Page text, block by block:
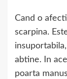
Cand o
scarpina.
abtine. In
poarta